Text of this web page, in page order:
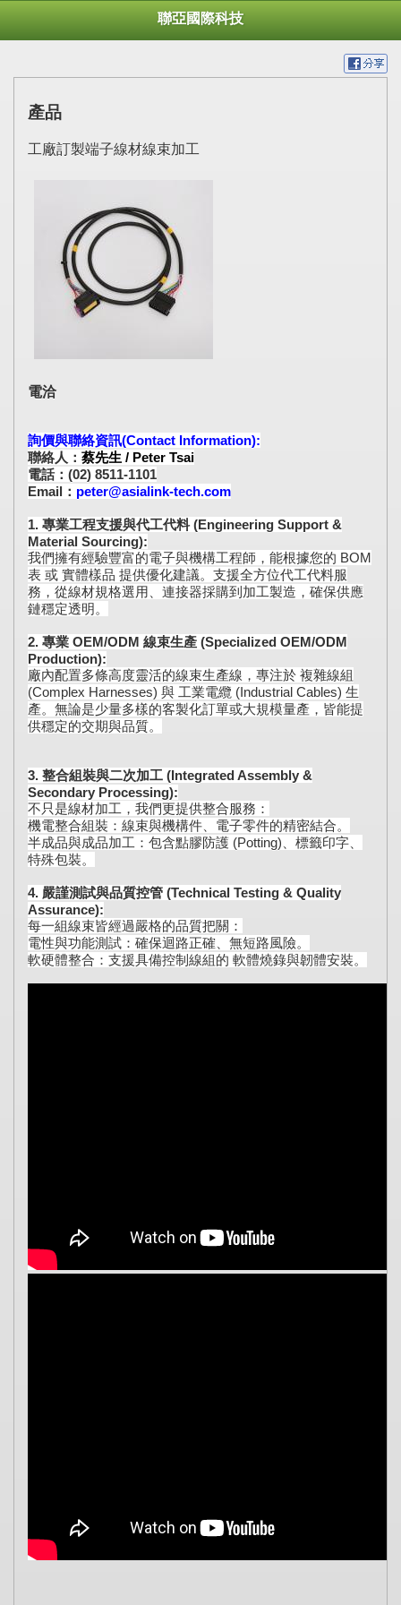
聯亞國際科技
產品
工廠訂製端子線材線束加工
電洽
詢價與聯絡資訊(Contact Information):
聯絡人： 蔡先生 / Peter Tsai
電話：(02) 8511-1101
Email： peter@asialink-tech.com
1. 專業工程支援與代工代料 (Engineering Support &
Material Sourcing):
我們擁有經驗豐富的電子與機構工程師，能根據您的 BOM
表 或 實體樣品 提供優化建議。支援全方位代工代料服
務，從線材規格選用、連接器採購到加工製造，確保供應
鏈穩定透明。
2. 專業 OEM/ODM 線束生產 (Specialized OEM/ODM
Production):
廠內配置多條高度靈活的線束生產線，專注於 複雜線組
(Complex Harnesses) 與 工業電纜 (Industrial Cables) 生
產。無論是少量多樣的客製化訂單或大規模量產，皆能提
供穩定的交期與品質。
3. 整合組裝與二次加工 (Integrated Assembly &
Secondary Processing):
不只是線材加工，我們更提供整合服務：
機電整合組裝：線束與機構件、電子零件的精密結合。
半成品與成品加工：包含點膠防護 (Potting)、標籤印字、
特殊包裝。
4. 嚴謹測試與品質控管 (Technical Testing & Quality
Assurance):
每一組線束皆經過嚴格的品質把關：
電性與功能測試：確保迴路正確、無短路風險。
軟硬體整合：支援具備控制線組的 軟體燒錄與韌體安裝。